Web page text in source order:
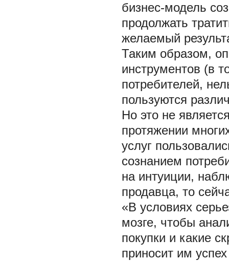
бизнес-модель
продолжать
желаемый
Таким образом,
инструментов (в
потребителей,
пользуются
Но это не
протяжении
услуг
сознанием
на интуиции,
продавца, то
«В условиях
мозге, чтобы
покупки и какие
приносит им